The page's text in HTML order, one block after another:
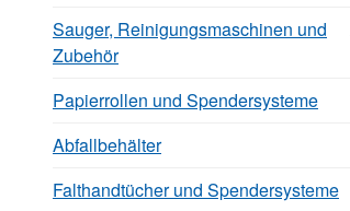
Sauger, Reinigungsmaschinen und
Zubehör
Papierrollen und Spendersysteme
Abfallbehälter
Falthandtücher und Spendersysteme